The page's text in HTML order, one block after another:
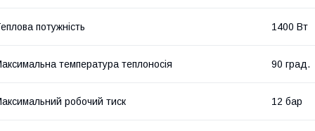
потужність 1400 Вт
температура теплоносія 90 град.
робочий тиск 12 бар